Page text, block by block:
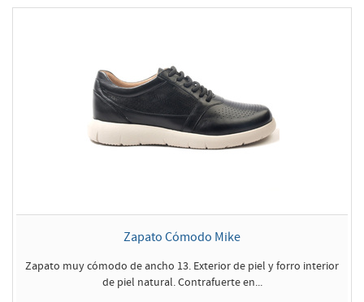
Zapato Cómodo Mike
Zapato muy cómodo de ancho 13. Exterior de piel y forro interior
de piel natural. Contrafuerte en...